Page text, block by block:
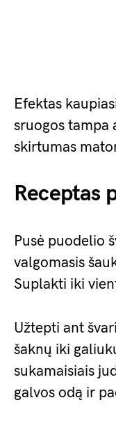
Efektas
sruogos tampa
skirtumas
Receptas
Pusė puodelio
valgomasis
Suplakti iki
Užtepti ant
šaknų iki
sukamaisiais
galvos odą ir